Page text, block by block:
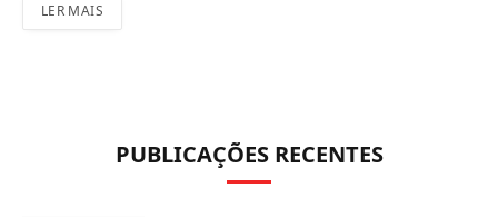
LER MAIS
PUBLICAÇÕES RECENTES